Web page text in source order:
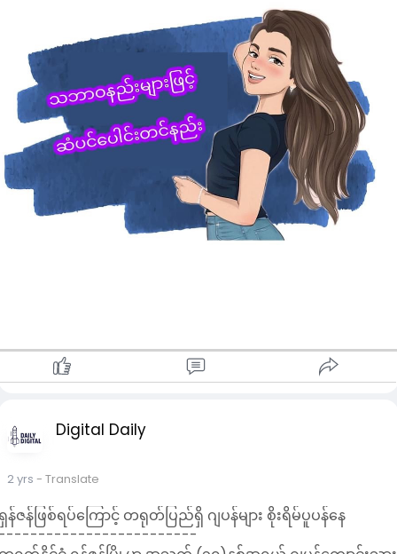
တွေ Hair Saloon တွေကို အချိန်ပေးပြီး မသွားနိုင်သူတွေ
တွက် အိမ်မှာပဲ တစ်နိုင်တစ်ပိုင်လွယ်လွယ်ကူကု ပေါင်းတင်လို့ရမဲ့
ည်းလမ်းလေးတွေကို ဝေမျှပေးလိုက်ပါတယ်နော်..💁‍♀️
ဆံပင်ဆိုတာ amino acid တွေစုဝေးထားတာ မို့လို့ ဆံသားပါးတဲ့
တွေအတွက် Protein ဓာတ်အဓိက ဖြည့်ပေးမဲ့ ​ပေါင်းတင်နည်း​
ေက ...💁‍♀️💁‍♀️
ကွကျဥ Hair Mask ❤
ြက်ဥအနှစ် ၂ လုံး + ပျားရည် စားပွဲတင်ဇွန်း ၁ ဇွန်း+ သံလွင်ဆီ or
ြက်ဆူဆီ၊ နေကြာဆီ၊ သံလွင်ဆီ၊ အုန်းဆီတို့ကို ဆတူရောမွှေပြီး
ပင်အရင်းကနေ အဖျားထိရောက်အောင်သေချာလိမ်းပေးပါ။
င်ပါတယ်ရှင်။ ဆံသားကောင်းခြင်း မကောင်းခြင်းက ဦးရေပြား
ေးလည်ပတ်မှုပေါ်လဲ မူတည်တာမို့ လက်ချောင်းထိပ်လေးတွေနဲ့
မှန်လျှော်နေကြ ခေါင်းလျှော်ရည်ထဲကို အိမ်သုံးဆား (သို့) ဟိမဝန္တာ
Digital Daily
2 yrs - Translate
န်ဇန်ဖြစ်ရပ်ကြောင့် တရုတ်ပြည်ရှိ ဂျပန်များ စိုးရိမ်ပူပန်နေ